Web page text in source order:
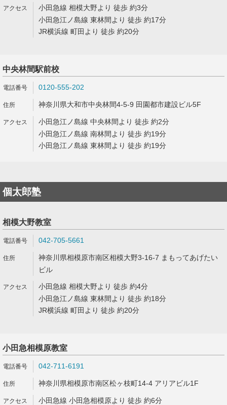
小田急線 相模大野より 徒歩 約3分
小田急江ノ島線 東林間より 徒歩 約17分
JR横浜線 町田より 徒歩 約20分
中央林間駅前校
0120-555-202
神奈川県大和市中央林間4-5-9 田園都市建設ビル5F
小田急江ノ島線 中央林間より 徒歩 約2分
小田急江ノ島線 南林間より 徒歩 約19分
小田急江ノ島線 東林間より 徒歩 約19分
個太郎塾
相模大野教室
042-705-5661
神奈川県相模原市南区相模大野3-16-7 まもってあげたい
ビル
小田急線 相模大野より 徒歩 約4分
小田急江ノ島線 東林間より 徒歩 約18分
JR横浜線 町田より 徒歩 約20分
小田急相模原教室
042-711-6191
神奈川県相模原市南区松ヶ枝町14-4 アリアビル1F
小田急線 小田急相模原より 徒歩 約6分